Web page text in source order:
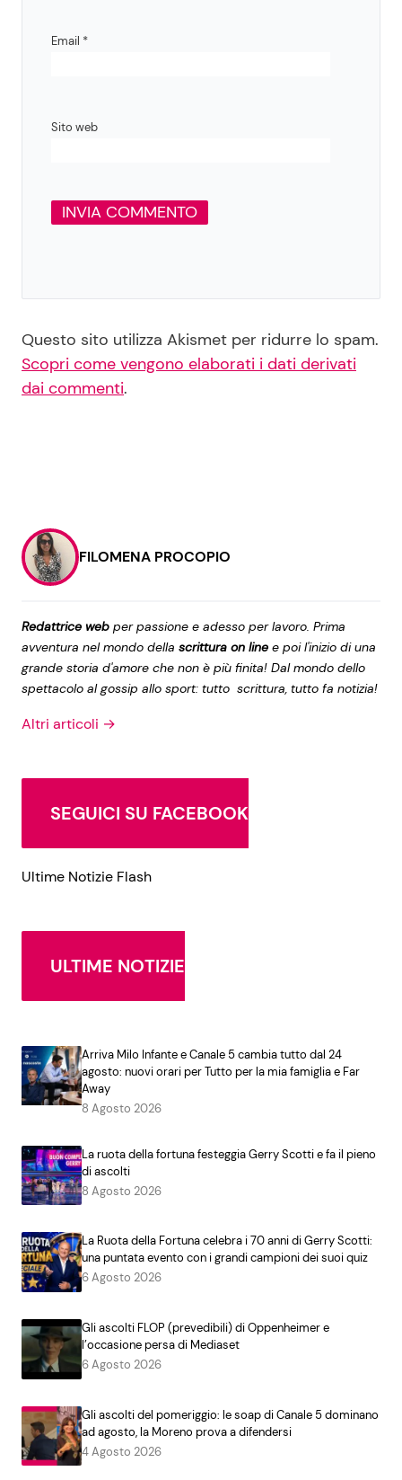
Email *
Sito web
Questo sito utilizza Akismet per ridurre lo spam.
Scopri come vengono elaborati i dati derivati
dai commenti.
FILOMENA PROCOPIO
Redattrice web per passione e adesso per lavoro. Prima
avventura nel mondo della scrittura on line e poi l'inizio di una
grande storia d'amore che non è più finita! Dal mondo dello
spettacolo al gossip allo sport: tutto scrittura, tutto fa notizia!
Altri articoli →
SEGUICI SU FACEBOOK
Ultime Notizie Flash
ULTIME NOTIZIE
Arriva Milo Infante e Canale 5 cambia tutto dal 24
agosto: nuovi orari per Tutto per la mia famiglia e Far
Away
8 Agosto 2026
La ruota della fortuna festeggia Gerry Scotti e fa il pieno
di ascolti
8 Agosto 2026
La Ruota della Fortuna celebra i 70 anni di Gerry Scotti:
una puntata evento con i grandi campioni dei suoi quiz
6 Agosto 2026
Gli ascolti FLOP (prevedibili) di Oppenheimer e
l’occasione persa di Mediaset
6 Agosto 2026
Gli ascolti del pomeriggio: le soap di Canale 5 dominano
ad agosto, la Moreno prova a difendersi
4 Agosto 2026